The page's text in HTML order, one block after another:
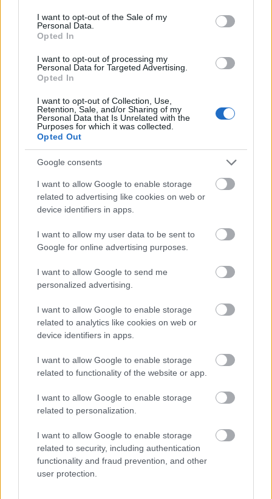
consent section.
I want to opt-out of the Sale of my
Personal Data.
Opted In
I want to opt-out of processing my
Personal Data for Targeted Advertising.
Opted In
I want to opt-out of Collection, Use,
Retention, Sale, and/or Sharing of my
Personal Data that Is Unrelated with the
Purposes for which it was collected.
Opted Out
Google consents
I want to allow Google to enable storage
related to advertising like cookies on web or
device identifiers in apps.
I want to allow my user data to be sent to
Google for online advertising purposes.
I want to allow Google to send me
personalized advertising.
I want to allow Google to enable storage
related to analytics like cookies on web or
device identifiers in apps.
I want to allow Google to enable storage
related to functionality of the website or app.
I want to allow Google to enable storage
related to personalization.
I want to allow Google to enable storage
related to security, including authentication
functionality and fraud prevention, and other
user protection.
lovaggá ütéssel, 2005-ben pedig a Pécsi
Tudomány Egyetem díszdoktorává
Nézzen bele a csodálatos film előzetesébe!
Környezetvédelem Fenntarthatóság Állatvilág